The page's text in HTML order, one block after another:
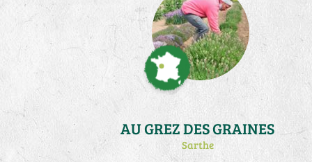
AU GREZ DES GRAINES
Sarthe